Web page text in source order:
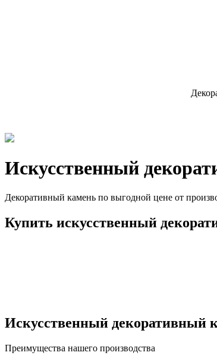
Искусственный
Декоративный камень по выгодной цене от
Купить искусственный
Искусственный декоративный
Преимущества нашего производства